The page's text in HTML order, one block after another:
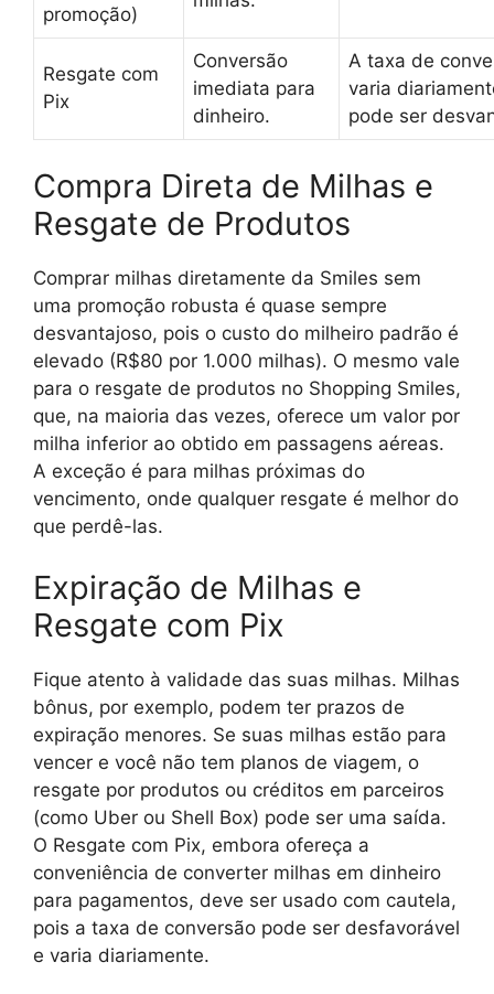
promoção)
Resgate com
Pix
Conversão
imediata para
dinheiro.
A taxa de
varia
pode ser
Compra Direta de Milhas e
Resgate de Produtos
Comprar milhas diretamente da Smiles sem
uma promoção robusta é quase sempre
desvantajoso, pois o custo do milheiro padrão é
elevado (R$80 por 1.000 milhas). O mesmo vale
para o resgate de produtos no Shopping Smiles,
que, na maioria das vezes, oferece um valor por
milha inferior ao obtido em passagens aéreas.
A exceção é para milhas próximas do
vencimento, onde qualquer resgate é melhor do
que perdê-las.
Expiração de Milhas e
Resgate com Pix
Fique atento à validade das suas milhas. Milhas
bônus, por exemplo, podem ter prazos de
expiração menores. Se suas milhas estão para
vencer e você não tem planos de viagem, o
resgate por produtos ou créditos em parceiros
(como Uber ou Shell Box) pode ser uma saída.
O Resgate com Pix, embora ofereça a
conveniência de converter milhas em dinheiro
para pagamentos, deve ser usado com cautela,
pois a taxa de conversão pode ser desfavorável
e varia diariamente.